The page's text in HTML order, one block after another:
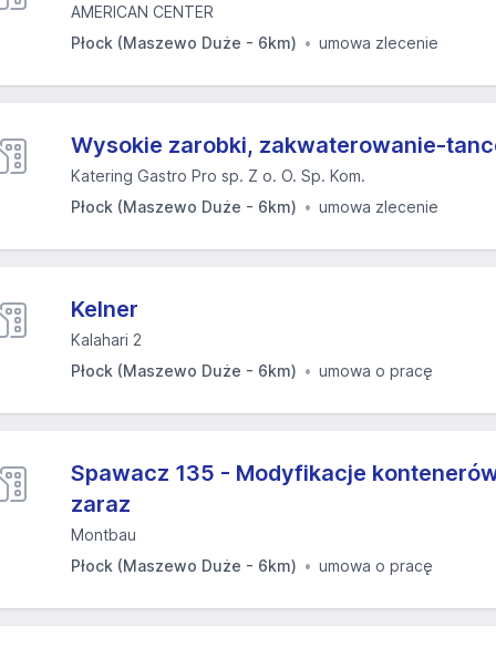
AMERICAN CENTER
Płock (Maszewo Duże - 6km)
umowa zlecenie
Wysokie zarobki, zakwaterowanie-
Katering Gastro Pro sp. Z o. O. Sp. Kom.
Płock (Maszewo Duże - 6km)
umowa zlecenie
Kelner
Kalahari 2
Płock (Maszewo Duże - 6km)
umowa o pracę
Spawacz 135 - Modyfikacje
zaraz
Montbau
Płock (Maszewo Duże - 6km)
umowa o pracę